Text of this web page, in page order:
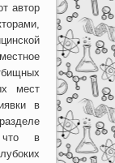
автор
мест
в
что в